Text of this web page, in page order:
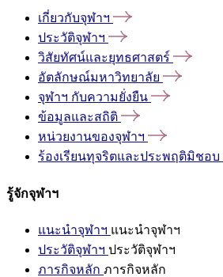
เกี่ยวกับจุฬาฯ
ประวัติจุฬาฯ
วิสัยทัศน์และยุทธศาสตร์
อัตลักษณ์มหาวิทยาลัย
จุฬาฯ กับความยั่งยืน
ข้อมูลและสถิติ
หน่วยงานของจุฬาฯ
ร้องเรียนทุจริตและประพฤติมิชอบ
รู้จักจุฬาฯ
แนะนำจุฬาฯ แนะนำจุฬาฯ
ประวัติจุฬาฯ ประวัติจุฬาฯ
ภารกิจหลัก ภารกิจหลัก